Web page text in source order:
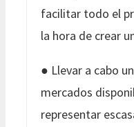
facilitar todo el
la hora de crear
● Llevar a cabo
mercados
representar